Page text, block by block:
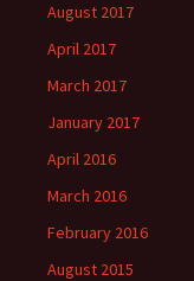
August 2017
April 2017
March 2017
January 2017
April 2016
March 2016
February 2016
August 2015